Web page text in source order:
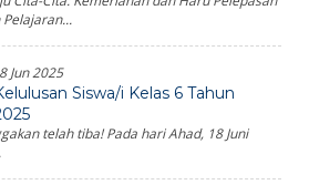
Jun 2025
Siswa/i Kelas 6 Tahun
telah tiba! Pada hari Ahad, 18 Juni